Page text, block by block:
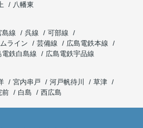
八幡東
島線 呉線
可部線
ライン
芸備線
広島電鉄本線
電鉄白島線
広島電鉄宇品線
宮内串戸 河戸帆待川
草津
前 白島 西広島